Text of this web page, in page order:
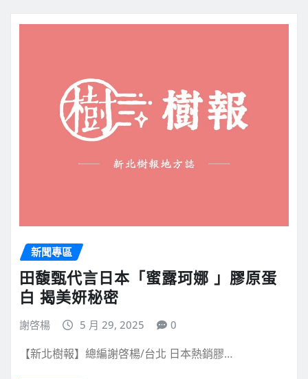
新聞專區
田馥甄代言日本「蜜露珂娜 」膠原蛋
白 揭美妍秘密
謝啓楊 5 月 29, 2025 0
【新北樹報】總編謝啓楊/台北 日本熱銷膠…